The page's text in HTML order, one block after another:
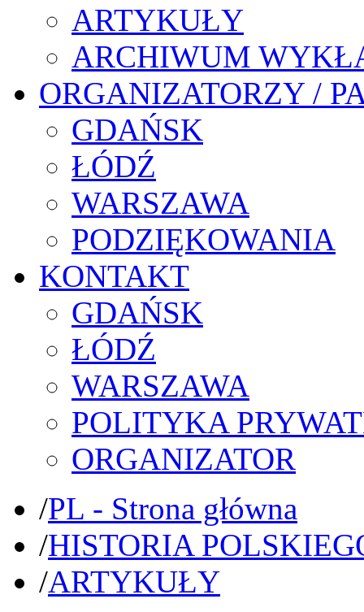
ARTYKUŁY
ARCHIWUM
ORGANIZATORZY /
GDAŃSK
ŁÓDŹ
WARSZAWA
PODZIĘKOWANIA
KONTAKT
GDAŃSK
ŁÓDŹ
WARSZAWA
POLITYKA
ORGANIZATOR
/PL - Strona główna
/HISTORIA
/ARTYKUŁY